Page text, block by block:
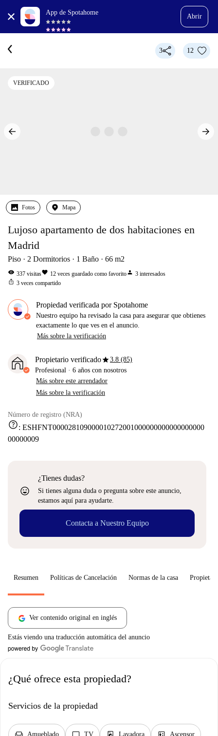
App de Spotahome
Abrir
3 12
VERIFICADO
Fotos Mapa
Lujoso apartamento de dos habitaciones en
Madrid
Piso 2 Dormitorios 1 Baño 66 m2
visibility 337 visitasfavorite 12 veces guardado como favoritoperson 3 interesados
ios_share 3 veces compartido
Propiedad verificada por Spotahome
Nuestro equipo ha revisado la casa para asegurar que obtienes
exactamente lo que ves en el anuncio.
Más sobre la verificación
Propietario verificadostar3.8 (85)
Profesional · 6 años con nosotros
Más sobre este arrendador
Más sobre la verificación
Número de registro (NRA)
help: ESHFNT000028109000010272001000000000000000000
00000009
sentiment_very_satisfied
¿Tienes dudas?
Si tienes alguna duda o pregunta sobre este anuncio,
estamos aquí para ayudarte.
Contacta a Nuestro Equipo
Resumen Políticas de Cancelación Normas de la casa
Ver contenido original en inglés
Estás viendo una traducción automática del anuncio
¿Qué ofrece esta propiedad?
Servicios de la propiedad
Amueblado TV Lavadora Ascensor